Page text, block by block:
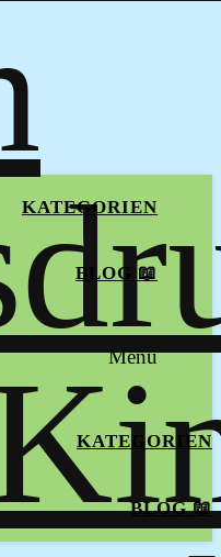
KATEGORIEN
BLOG 📖
Menu
KATEGORIEN
BLOG 📖